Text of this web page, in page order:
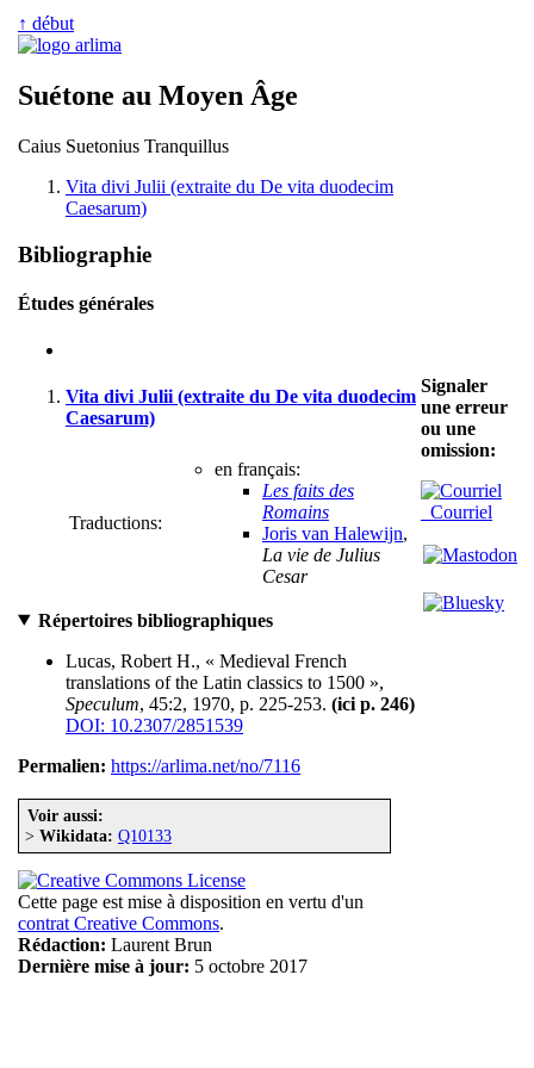
↑ début
Suétone au Moyen Âge
Caius Suetonius Tranquillus
Vita divi Julii (extraite du De vita duodecim
Caesarum)
Bibliographie
Études générales
Vita divi Julii (extraite du De vita duodecim
Caesarum)
Traductions:
en français:
Les faits des
Romains
Joris van Halewijn,
La vie de Julius
Cesar
Répertoires bibliographiques
Lucas, Robert H., « Medieval French
translations of the Latin classics to 1500 »,
Speculum, 45:2, 1970, p. 225-253. (ici p. 246)
DOI: 10.2307/2851539
Permalien: https://arlima.net/no/7116
Voir aussi:
> Wikidata: Q10133
Cette page est mise à disposition en vertu d'un
contrat Creative Commons.
Rédaction: Laurent Brun
Dernière mise à jour: 5 octobre 2017
Signaler
une erreur
ou une
omission:
Courriel